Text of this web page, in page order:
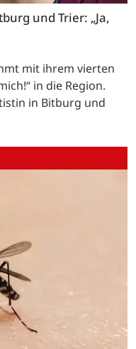
und Trier: „Ja,
mit ihrem vierten
in die Region.
in Bitburg und